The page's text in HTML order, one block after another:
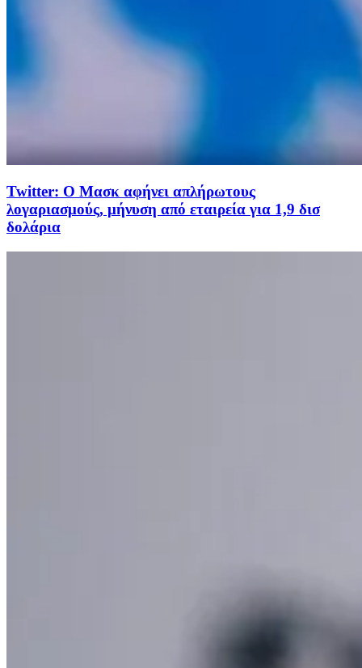
Twitter: Ο Μασκ αφήνει απλήρωτους
λογαριασμούς, μήνυση από εταιρεία για 1,9 δισ
δολάρια